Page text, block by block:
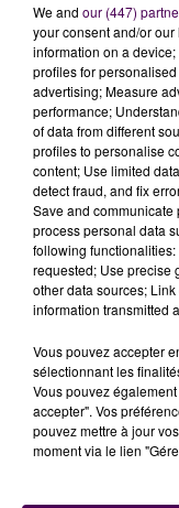
We and our (447)
your consent and/or
information on a
profiles for
advertising; Measure
performance;
of data from different
profiles to personalise
content; Use limited
detect fraud, and fix
Save and
process personal data
following
requested; Use precise
other data sources;
information transmitted
Vous pouvez accepter
sélectionnant les
Vous pouvez
accepter". Vos
pouvez mettre à jour
moment via le lien